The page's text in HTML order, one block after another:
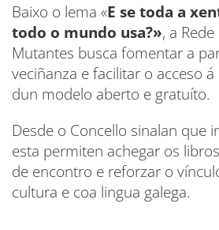
Baixo o lema «E se toda a
todo o mundo usa?», a
Mutantes busca fomentar a
veciñanza e facilitar o acceso
dun modelo aberto e gratuíto.
Desde o Concello sinalan que
esta permiten achegar os
de encontro e reforzar o
cultura e coa lingua galega.